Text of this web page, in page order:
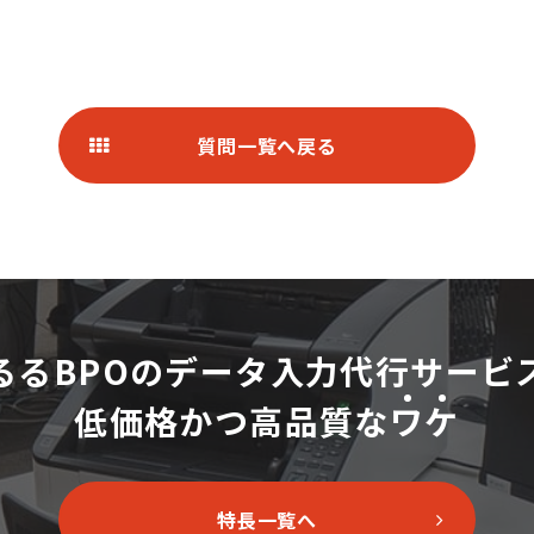
質問一覧へ戻る
るBPOのデータ入力代行サービ
低価格かつ高品質なワケ
特長一覧へ